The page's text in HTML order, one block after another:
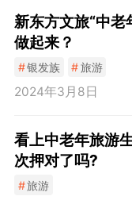
新东方文旅“中老
做起来？
#银发族 #旅游
2024年3月8日
看上中老年旅游
次押对了吗?
#旅游